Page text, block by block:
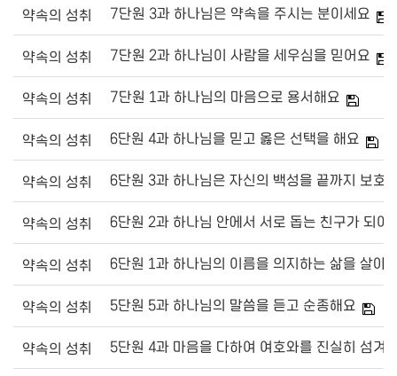
약속의 성취 7단원 3과 하나님은 약속을 주시는 분이세요
약속의 성취 7단원 2과 하나님이 사람을 세우심을 믿어요
약속의 성취 7단원 1과 하나님의 마음으로 용서해요
약속의 성취 6단원 4과 하나님을 믿고 옳은 선택을 해요
약속의 성취 6단원 3과 하나님은 자신의 백성을 끝까지 보호
약속의 성취 6단원 2과 하나님 안에서 서로 돕는 친구가 되어
약속의 성취 6단원 1과 하나님의 이름을 의지하는 삶을 살아
약속의 성취 5단원 5과 하나님의 말씀을 듣고 순종해요
약속의 성취 5단원 4과 마음을 다하여 여호와를 진실히 섬겨